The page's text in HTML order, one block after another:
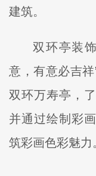
建筑。
双环亭装
意，有意必吉
双环万寿亭，
并通过绘制彩
筑彩画色彩魅力